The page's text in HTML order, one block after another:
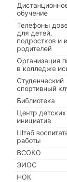
обучение
Телефоны
для детей,
подростков и
родителей
Организация
в колледже
Студенческий
спортивный
Библиотека
Центр детских
инициатив
Штаб
работы
ВСОКО
ЭИОС
НОК